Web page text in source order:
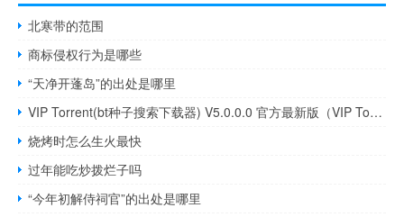
北寒带的范围
商标侵权行为是哪些
“天净开蓬岛”的出处是哪里
VIP Torrent(bt种子搜索下载器) V5.0.0.0 官方最新版（VIP Torrent(bt种子搜索下载器) V5.0.0.0 官方最新版功能简介）
烧烤时怎么生火最快
过年能吃炒拨烂子吗
“今年初解侍祠官”的出处是哪里